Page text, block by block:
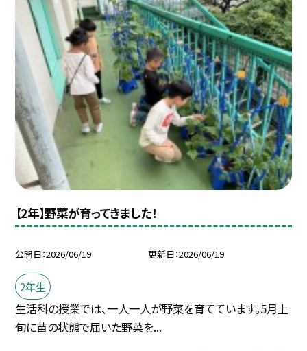
【2年】野菜が育ってきました！
公開日 2026/06/19 更新日 2026/06/19
2年生
生活科の授業では、一人一人が野菜を育てています。5月上
旬に苗の状態で届いた野菜を...